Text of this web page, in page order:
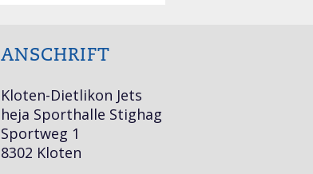
ANSCHRIFT
Kloten-Dietlikon Jets
heja Sporthalle Stighag
Sportweg 1
8302 Kloten